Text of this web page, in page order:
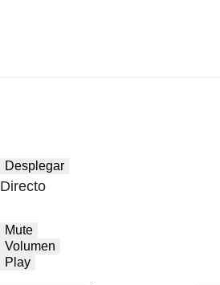
Desplegar
Directo
Mute
Volumen
Play